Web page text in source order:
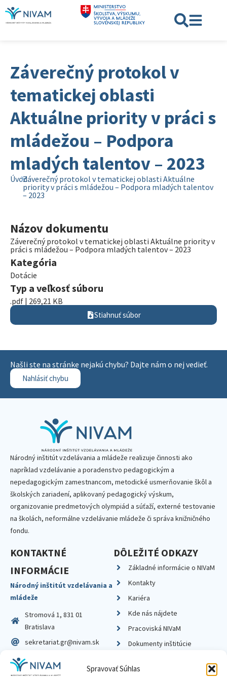
Spravovať Súhlas
Záverečný protokol v
tematickej oblasti
Aktuálne priority v práci s
mládežou – Podpora
mladých talentov – 2023
ÚvodZáverečný protokol v tematickej oblasti Aktuálne
priority v práci s mládežou – Podpora mladých talentov
– 2023
Názov dokumentu
Záverečný protokol v tematickej oblasti Aktuálne priority v
práci s mládežou – Podpora mladých talentov – 2023
Kategória
Dotácie
Typ a veľkosť súboru
.pdf | 269,21 KB
Stiahnuť súbor
Našli ste na stránke nejakú chybu? Dajte nám o nej vedieť.
Nahlásiť chybu
Národný inštitút vzdelávania a mládeže realizuje činnosti ako
napríklad vzdelávanie a poradenstvo pedagogickým a
nepedagogickým zamestnancom, metodické usmerňovanie škôl a
školských zariadení, aplikovaný pedagogický výskum,
organizovanie predmetových olympiád a súťaží, externé testovanie
na školách, neformálne vzdelávanie mládeže či správa knižničného
fondu.
KONTAKTNÉ
INFORMÁCIE
Národný inštitút vzdelávania a
mládeže
Stromová 1, 831 01
Bratislava
sekretariat.gr@nivam.sk
IČO: 00164348
DIČ: 2020798714
DÔLEŽITÉ ODKAZY
Základné informácie o NIVaM
Kontakty
Kariéra
Kde nás nájdete
Pracoviská NIVaM
Dokumenty inštitúcie